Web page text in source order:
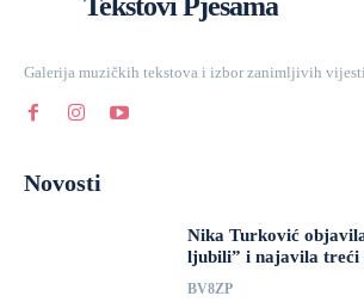
Tekstovi Pjesama
Galerija muzičkih tekstova i izbor zanimljivih vijesti
Novosti
Nika Turković
ljubili” i najavila treći
BV8ZP